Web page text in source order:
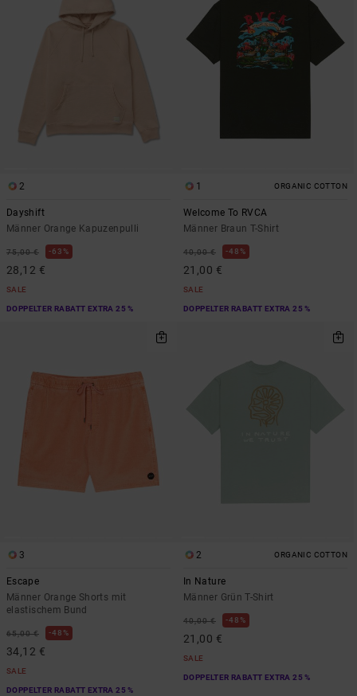
2
Dayshift
Männer Orange Kapuzenpulli
75,00 € 63%
28,12 €
SALE
DOPPELTER RABATT EXTRA 25 %
1 ORGANIC COTTON
Welcome To RVCA
Männer Braun T-Shirt
40,00 € 48%
21,00 €
SALE
DOPPELTER RABATT EXTRA 25 %
3
Escape
Männer Orange Shorts mit
elastischem Bund
65,00 € 48%
34,12 €
SALE
DOPPELTER RABATT EXTRA 25 %
2 ORGANIC COTTON
In Nature
Männer Grün T-Shirt
40,00 € 48%
21,00 €
SALE
DOPPELTER RABATT EXTRA 25 %